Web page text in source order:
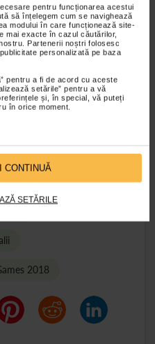
pentru funcționarea acestui
să înțelegem cum se navighează
modului în care funcționează site-
mai exacte în cazul căutărilor,
Partenerii noștri folosesc
personalizată pe baza
pentru a fi de acord cu aceste
setările” pentru a vă
și, în special, vă puteți
în orice moment.
CONTINUĂ
SETĂRILE
disputat suprematia in 25
Catena Racing Team
2018 a fost posibila
farmacia care sustine
romanilor, inclusiv
sanatos. Catena Racing
[gallery
Group
2018